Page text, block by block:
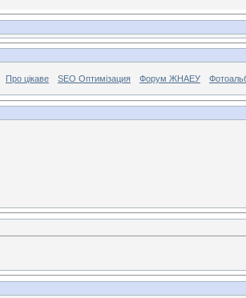
Про цікаве SEO Оптимізация Форум ЖНАЕУ